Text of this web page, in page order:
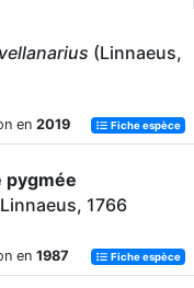
(Linnaeus,
en 2019 Fiche espèce
pygmée
Linnaeus, 1766
en 1987 Fiche espèce